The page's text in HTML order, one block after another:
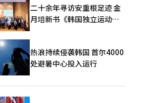
二十余年寻访安重根足迹 金
月培新书《韩国独立运动圣
热浪持续侵袭韩国 首尔4000
处避暑中心投入运行